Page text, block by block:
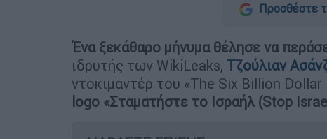
Προσθέστε
Ένα ξεκάθαρο μήνυμα θέλησε να
ιδρυτής των WikiLeaks, Τζούλιαν
ντοκιμαντέρ του «The Six Billion Dollar
logo «Σταματήστε το Ισραήλ (Stop